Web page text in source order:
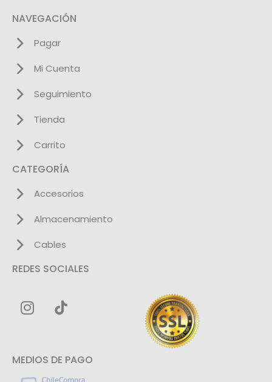
NAVEGACIÓN
Pagar
Mi Cuenta
Seguimiento
Tienda
Carrito
CATEGORÍA
Accesorios
Almacenamiento
Cables
REDES SOCIALES
MEDIOS DE PAGO